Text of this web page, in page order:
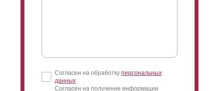
отклонения незначительны. При
размещении их внахлест участок остается скрыт от
прохожих. Увидеть ваш участок возможно лишь в том
Согласен на обработку персональных
данных
Согласен на получение информации